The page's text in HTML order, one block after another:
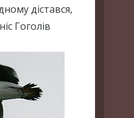
дістався,
Гоголів